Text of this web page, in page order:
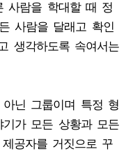
사람을 학대할 때 정
사람을 달래고 확인
생각하도록 속여서는
닌 그룹이며 특정 형
가 모든 상황과 모든
공자를 거짓으로 꾸